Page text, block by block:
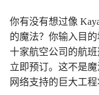
你有没有想过像
的魔法？你输入目
十家航空公司的航
立即预订。这不是
网络支持的巨大工程